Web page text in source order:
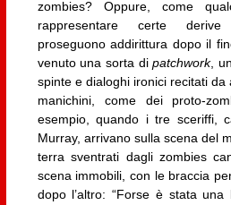
zombies? Oppure, come
rappresentare certe
proseguono addirittura dopo il
venuto una sorta dipatchwork, un
spinte e dialoghi ironici recitati
manichini, come dei proto-
esempio, quando i tre sceriffi,
Murray, arrivano sulla scena del
terra sventrati dagli zombies
scena immobili, con le braccia
dopo l’altro: “Forse è stata